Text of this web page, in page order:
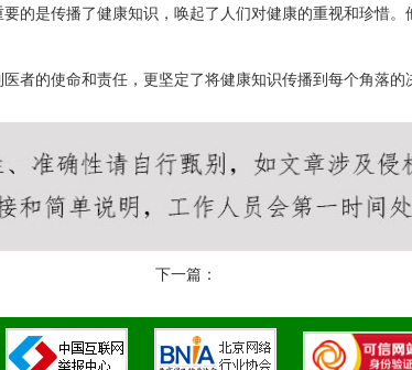
的是传播了健康知识，唤起了人们对健康的重视和珍惜
者的使命和责任，更坚定了将健康知识传播到每个角落
下一篇：